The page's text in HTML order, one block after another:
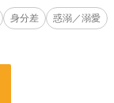
より引き裂かれようと
、見たことも聞いたこ
身分差
惑溺／溺愛